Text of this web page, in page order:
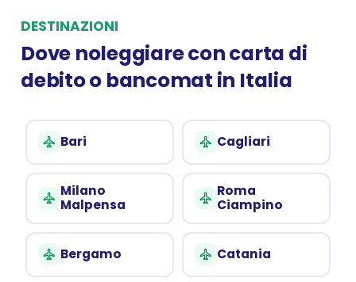
DESTINAZIONI
Dove noleggiare con carta di
debito o bancomat in Italia
Bari Cagliari
Milano
Malpensa
Roma
Ciampino
Bergamo Catania